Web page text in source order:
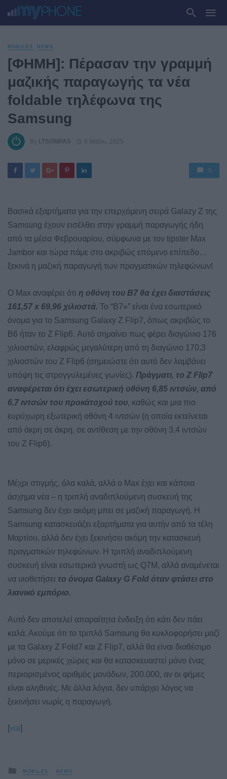
MOBILES NEWS
[ΦΗΜΗ]: Πέρασαν την γραμμή
μαζικής παραγωγής τα νέα
foldable τηλέφωνα της
Samsung
By I.TSOMPAS 6 Μαΐου, 2025
0
Βασικά εξαρτήματα για την επερχόμενη σειρά Galazy Z της
Samsung έχουν εισέλθει στην γραμμή παραγωγής ήδη
από τα μέσα Φεβρουαρίου, σύμφωνα με τον tipster Max
Jambor και τώρα πάμε στο ακριβώς επόμενο επίπεδο…
ξεκινά η μαζική παραγωγή των πραγματικών τηλεφώνων!
Ο Max αναφέρει ότι η οθόνη του B7 θα έχει διαστάσεις
161,57 x 69,96 χιλιοστά. Το “B7»” είναι ένα εσωτερικό
όνομα για το Samsung Galaxy Z Flip7, όπως ακριβώς το
B6 ήταν το Z Flip6. Αυτό σημαίνει πως φέρει διαγώνιο 176
χιλιοστών, ελαφρώς μεγαλύτερη από τη διαγώνιο 170,3
χιλιοστών του Z Flip6 (σημειώστε ότι αυτό δεν λαμβάνει
υπόψη τις στρογγυλεμένες γωνίες). Πράγματι, το Z Flip7
αναφέρεται ότι έχει εσωτερική οθόνη 6,85 ιντσών, από
6,7 ιντσών του προκάτοχού του, καθώς και μια πιο
ευρύχωρη εξωτερική οθόνη 4 ιντσών (η οποία εκτείνεται
από άκρη σε άκρη, σε αντίθεση με την οθόνη 3,4 ιντσών
του Z Flip6).
Μέχρι στιγμής, όλα καλά, αλλά ο Max έχει και κάποια
άσχημα νέα – η τριπλή αναδιπλούμενη συσκευή της
Samsung δεν έχει ακόμη μπει σε μαζική παραγωγή. Η
Samsung κατασκευάζει εξαρτήματα για αυτήν από τα τέλη
Μαρτίου, αλλά δεν έχει ξεκινήσει ακόμη την κατασκευή
πραγματικών τηλεφώνων. Η τριπλή αναδιπλούμενη
συσκευή είναι εσωτερικά γνωστή ως Q7M, αλλά αναμένεται
να υιοθετήσει το όνομα Galaxy G Fold όταν φτάσει στο
λιανικό εμπόριο.
Αυτό δεν αποτελεί απαραίτητα ένδειξη ότι κάτι δεν πάει
καλά. Ακούμε ότι το τριπλό Samsung θα κυκλοφορήσει μαζί
με τα Galaxy Z Fold7 και Z Flip7, αλλά θα είναι διαθέσιμο
μόνο σε μερικές χώρες και θα κατασκευαστεί μόνο ένας
περιορισμένος αριθμός μονάδων, 200.000, αν οι φήμες
είναι αληθινές. Με άλλα λόγια, δεν υπάρχει λόγος να
ξεκινήσει νωρίς η παραγωγή.
[via]
Posted
MOBILES NEWS